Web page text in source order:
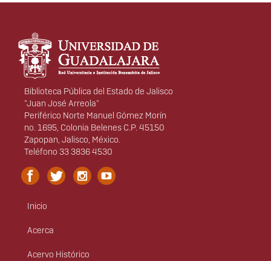
Información del
portal
Biblioteca Pública del Estado de Jalisco
"Juan José Arreola"
Periférico Norte Manuel Gómez Morín
no. 1695, Colonia Belenes C.P. 45150
Zapopan, Jalisco, México.
Teléfono 33 3836 4530
Menú
principal
Inicio
Acerca
Acervo Histórico